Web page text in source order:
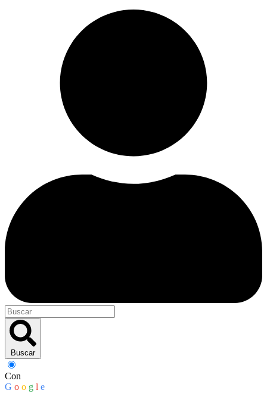
Buscar
Con
G o o g l e